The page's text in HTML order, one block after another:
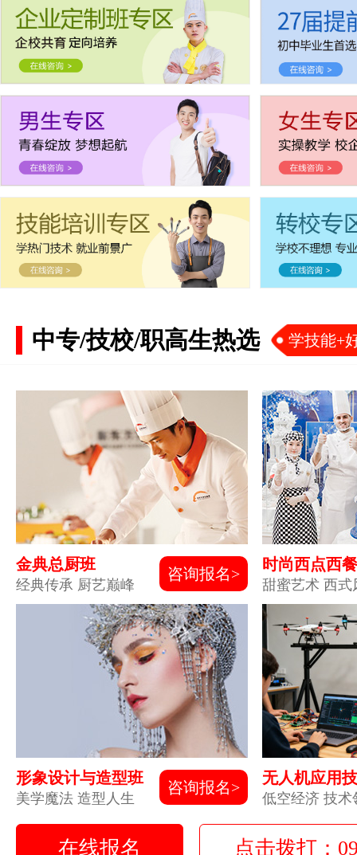
中专/技校/职高生热选 学技能+
金典总厨班
经典传承 厨艺巅峰
咨询报名>
时尚西点西
甜蜜艺术 西式
形象设计与造型班
美学魔法 造型人生
咨询报名>
无人机应用
低空经济 技术
在线报名 点击拨打：